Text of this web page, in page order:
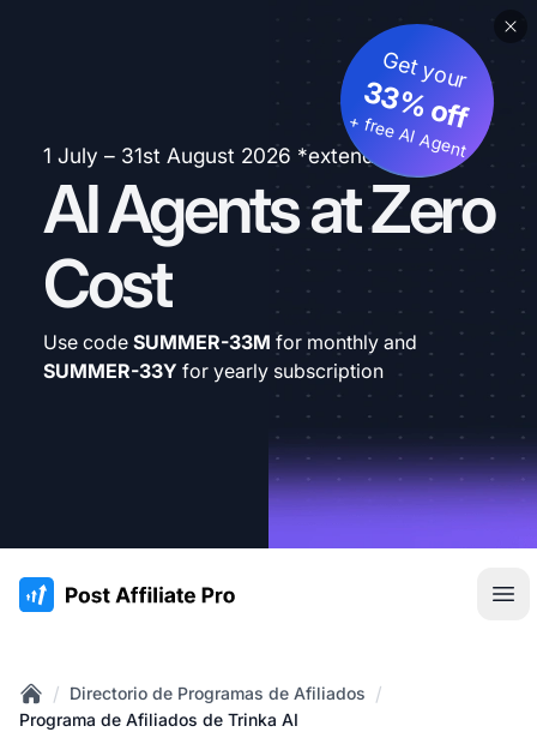
1 July – 31st August 2026 *extended
AI Agents at Zero
Cost
Get your
33% off
+ free AI Agent
Use code SUMMER-33M for monthly and
SUMMER-33Y for yearly subscription
:site.title
Home
/ Directorio de Programas de Afiliados /
Programa de Afiliados de Trinka AI